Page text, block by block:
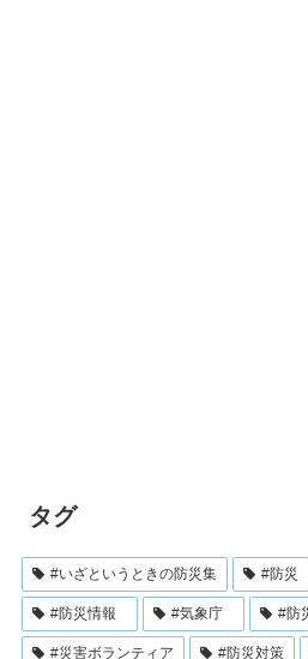
タグ
#いざというときの防災集 #防災
#防災情報 #気象庁 #防
#災害ボランティア #防災対策